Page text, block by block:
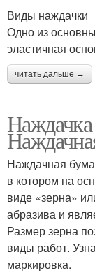
Виды наждачки
Одно из
эластичная
читать дальше →
Наждачная
в котором на
виде «зерна»
абразива и
Размер зерна
виды работ.
маркировка.